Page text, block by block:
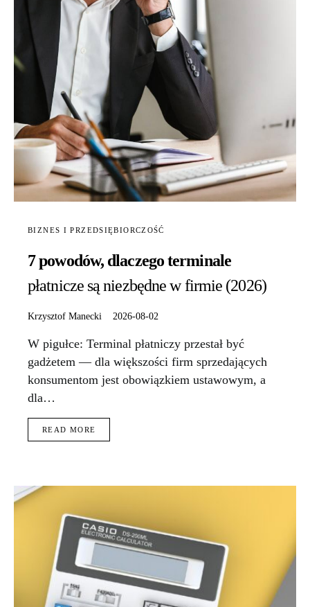
BIZNES I PRZEDSIĘBIORCZOŚĆ
7 powodów, dlaczego terminale
płatnicze są niezbędne w firmie (2026)
Krzysztof Manecki 2026-08-02
W pigułce: Terminal płatniczy przestał być
gadżetem — dla większości firm sprzedających
konsumentom jest obowiązkiem ustawowym, a
dla…
READ MORE